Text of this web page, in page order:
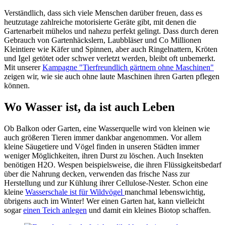
Verständlich, dass sich viele Menschen darüber freuen, dass es
heutzutage zahlreiche motorisierte Geräte gibt, mit denen die
Gartenarbeit mühelos und nahezu perfekt gelingt. Dass durch deren
Gebrauch von Gartenhäckslern, Laubbläser und Co Millionen
Kleintiere wie Käfer und Spinnen, aber auch Ringelnattern, Kröten
und Igel getötet oder schwer verletzt werden, bleibt oft unbemerkt.
Mit unsererKampagne "Tierfreundlich gärtnern ohne Maschinen"
zeigen wir, wie sie auch ohne laute Maschinen ihren Garten pflegen
können.
Wo Wasser ist, da ist auch Leben
Ob Balkon oder Garten, eine Wasserquelle wird von kleinen wie
auch größeren Tieren immer dankbar angenommen. Vor allem
kleine Säugetiere und Vögel finden in unseren Städten immer
weniger Möglichkeiten, ihren Durst zu löschen. Auch Insekten
benötigen H2O. Wespen beispielsweise, die ihren Flüssigkeitsbedarf
über die Nahrung decken, verwenden das frische Nass zur
Herstellung und zur Kühlung ihrer Cellulose-Nester. Schon eine
kleine Wasserschale ist für Wildvögel manchmal lebenswichtig,
übrigens auch im Winter! Wer einen Garten hat, kann vielleicht
sogareinen Teich anlegen und damit ein kleines Biotop schaffen.